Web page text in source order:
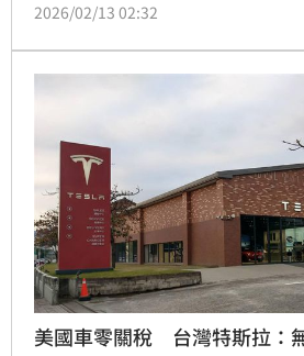
示，這次關稅談判中關於台灣的印
勝利」，將有助於未來台灣的文
國讀者更認識台灣。
2026/02/13 02:32
美國車零關稅 台灣特斯拉：